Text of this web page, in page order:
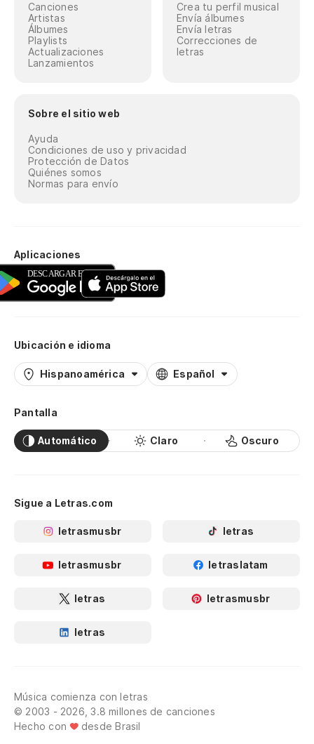
Canciones
Artistas
Álbumes
Playlists
Actualizaciones
Lanzamientos
Crea tu perfil musical
Envía álbumes
Envía letras
Correcciones de
letras
Sobre el sitio web
Ayuda
Condiciones de uso y privacidad
Protección de Datos
Quiénes somos
Normas para envío
Aplicaciones
Ubicación e idioma
Hispanoamérica Español
Pantalla
Automático Claro Oscuro
Sigue a Letras.com
letrasmusbr letras
letrasmusbr letraslatam
letras letrasmusbr
letras
Música comienza con letras
© 2003 - 2026, 3.8 millones de canciones
Hecho con
desde Brasil